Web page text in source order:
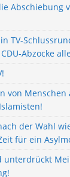
Abschiebung
TV-
Abzocke
von
der Wahl
für ein
unterdrückt